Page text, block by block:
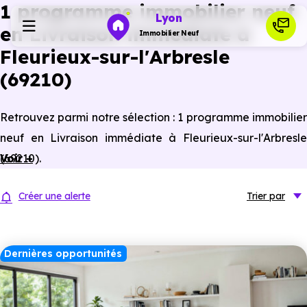
Lyon
Immobilier Neuf
Programmes neufs
Habiter
Ressources
Financer
1 programme immobilier neuf
en Livraison immédiate à
Fleurieux-sur-l'Arbresle
(69210)
Retrouvez parmi notre sélection : 1 programme immobilier
neuf en Livraison immédiate à Fleurieux-sur-l'Arbresle
(69210).
Voir +
Créer une alerte Trier par
Dernières opportunités